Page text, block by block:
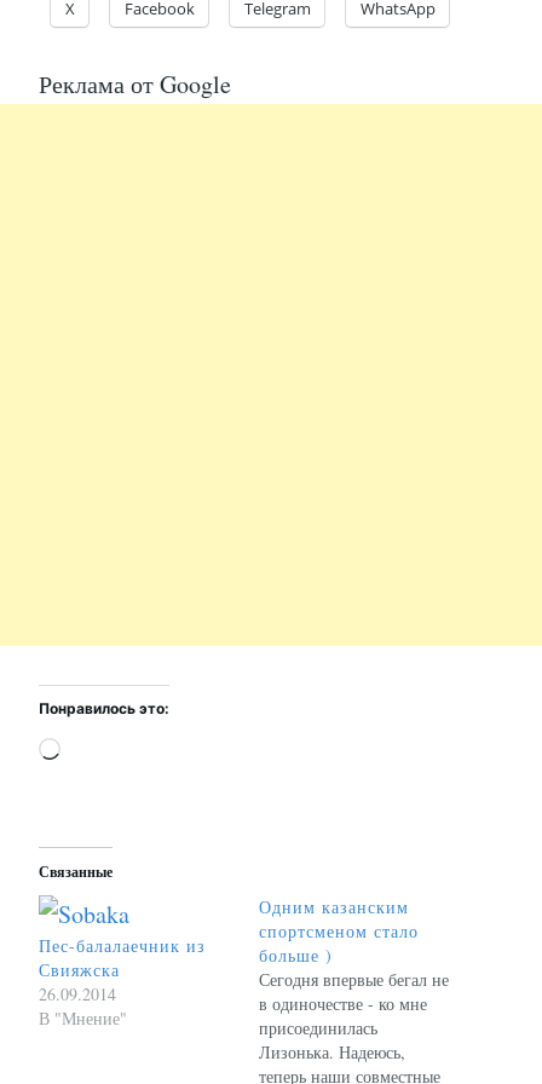
X Facebook Telegram WhatsApp
Реклама от Google
Понравилось это:
Загрузка…
Связанные
Пес-балалаечник из
Свияжска
26.09.2014
В "Мнение"
Одним казанским
спортсменом стало
больше )
Сегодня впервые бегал не
в одиночестве - ко мне
присоединилась
Лизонька. Надеюсь,
теперь наши совместные